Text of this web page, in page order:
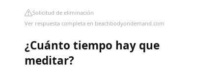
Solicitud de eliminación
Ver respuesta completa en beachbodyondemand.com
¿Cuánto tiempo hay que
meditar?